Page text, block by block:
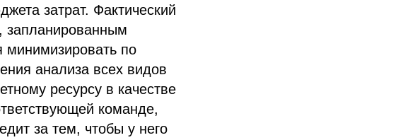
затрат. Фактический
запланированным
минимизировать по
анализа всех видов
ресурсу в качестве
команде,
за тем, чтобы у него